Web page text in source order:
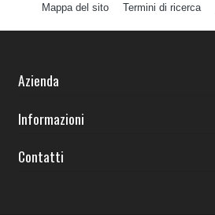
Mappa del sito Termini di ricerca
Azienda
Informazioni
Contatti